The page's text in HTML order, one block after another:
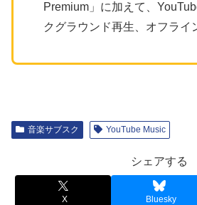
Premium」に加えて、
クグラウンド再生、オフライ
音楽サブスク YouTube Music
シェアする
X Bluesky